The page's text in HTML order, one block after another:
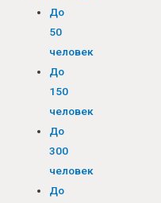
До
50
человек
До
150
человек
До
300
человек
До